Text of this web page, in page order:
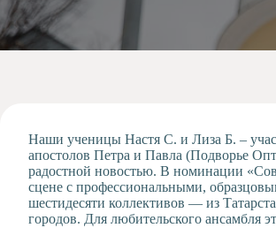
Проекты
отделение
Психологическая
Служба
Тьюторская
служба
Наши ученицы Настя С. и Лиза Б. –
апостолов Петра и Павла (Подворье
радостной новостью. В номинации
сцене с профессиональными,
шестидесяти коллективов — из
городов. Для любительского ансамбля